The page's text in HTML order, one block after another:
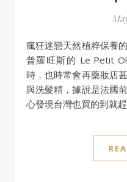
瘋狂迷戀天然植粹保養的我，怎麼可能放過來自南法－
普羅旺斯的 Le Petit
時，也時常會再藥妝店
與洗髮精，據說是法國
心發現台灣也買的到就